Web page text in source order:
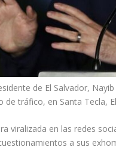
de El Salvador,
tráfico, en Santa Tecla,
viralizada en las redes
a sus